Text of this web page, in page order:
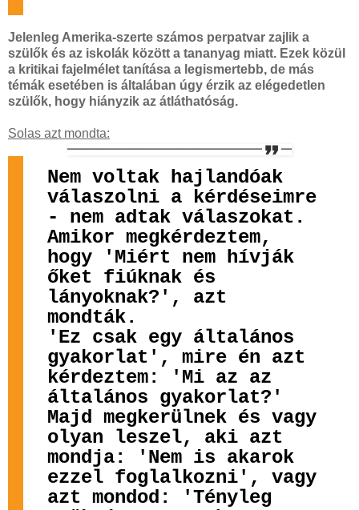
Jelenleg Amerika-szerte számos perpatvar zajlik a
szülők és az iskolák között a tananyag miatt. Ezek közül
a kritikai fajelmélet tanítása a legismertebb, de más
témák esetében is általában úgy érzik az elégedetlen
szülők, hogy hiányzik az átláthatóság.
Solas azt mondta:
Nem voltak hajlandóak
válaszolni a kérdéseimre
- nem adtak válaszokat.
Amikor megkérdeztem,
hogy 'Miért nem hívják
őket fiúknak és
lányoknak?', azt
mondták.
'Ez csak egy általános
gyakorlat', mire én azt
kérdeztem: 'Mi az az
általános gyakorlat?'
Majd megkerülnek és vagy
olyan leszel, aki azt
mondja: 'Nem is akarok
ezzel foglalkozni', vagy
azt mondod: 'Tényleg